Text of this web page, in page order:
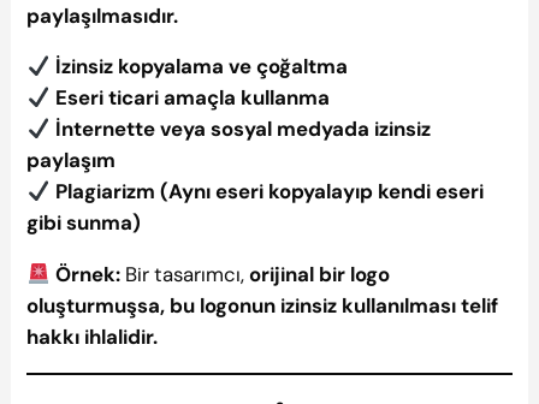
paylaşılmasıdır.
İzinsiz kopyalama ve çoğaltma
Eseri ticari amaçla kullanma
İnternette veya sosyal medyada izinsiz
paylaşım
Plagiarizm (Aynı eseri kopyalayıp kendi eseri
gibi sunma)
Örnek:Bir tasarımcı,orijinal bir logo
oluşturmuşsa, bu logonun izinsiz kullanılması telif
hakkı ihlalidir.